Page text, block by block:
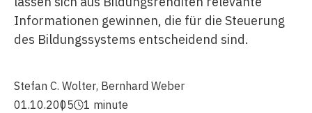
Informationen gewinnen, die für die Steuerung
des Bildungssystems entscheidend sind.
Stefan C. Wolter, Bernhard Weber
01.10.2005
1 minute